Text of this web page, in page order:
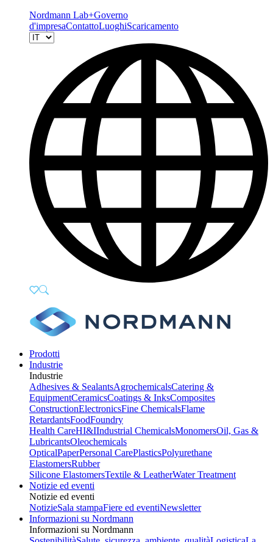
Nordmann Lab+Governo
d'impresaContattoLuoghiScaricamento
Prodotti
Industrie
Industrie
Adhesives & SealantsAgrochemicalsCatering &
EquipmentCeramicsCoatings & InksComposites
ConstructionElectronicsFine ChemicalsFlame
RetardantsFoodFoundry
Health CareHI&IIndustrial ChemicalsMonomersOil, Gas &
LubricantsOleochemicals
OpticalPaperPersonal CarePlasticsPolyurethane
ElastomersRubber
Silicone ElastomersTextile & LeatherWater Treatment
Notizie ed eventi
Notizie ed eventi
NotizieSala stampaFiere ed eventiNewsletter
Informazioni su Nordmann
Informazioni su Nordmann